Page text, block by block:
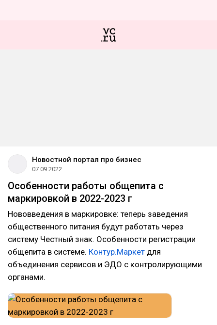
Новостной портал про бизнес
07.09.2022
Особенности работы общепита с
маркировкой в 2022-2023 г
Нововведения в маркировке: теперь заведения
общественного питания будут работать через
систему Честный знак. Особенности регистрации
общепита в системе. Контур.Маркет для
объединения сервисов и ЭДО с контролирующими
органами.